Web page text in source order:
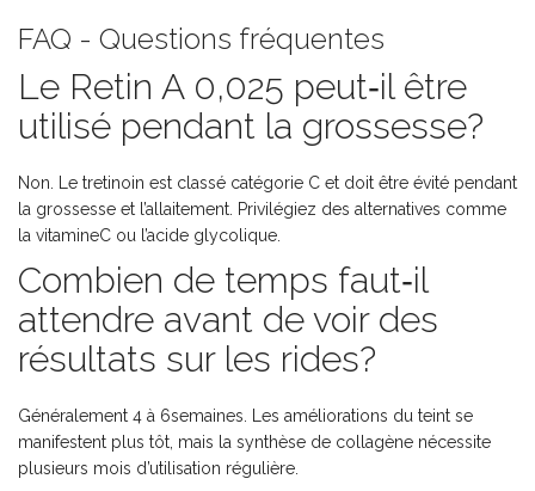
FAQ - Questions fréquentes
Le Retin A 0,025 peut‑il être
utilisé pendant la grossesse?
Non. Le tretinoin est classé catégorie C et doit être évité pendant
la grossesse et l’allaitement. Privilégiez des alternatives comme
la vitamineC ou l’acide glycolique.
Combien de temps faut‑il
attendre avant de voir des
résultats sur les rides?
Généralement 4 à 6semaines. Les améliorations du teint se
manifestent plus tôt, mais la synthèse de collagène nécessite
plusieurs mois d’utilisation régulière.